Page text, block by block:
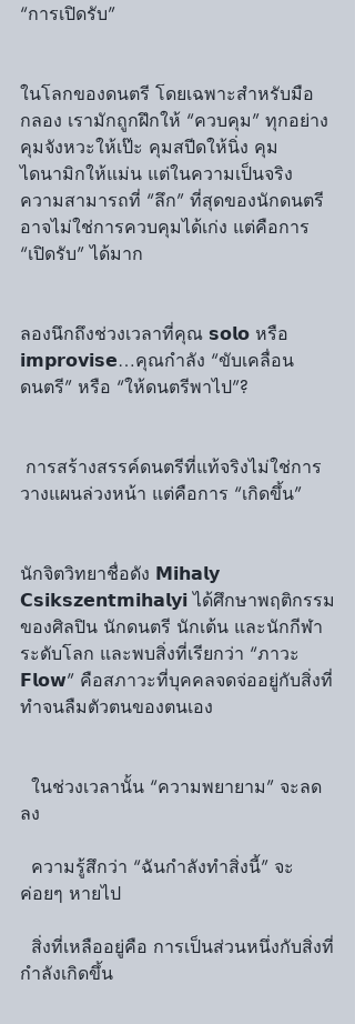
“การเปิดรับ”
ในโลกของดนตรี โดยเฉพาะสำหรับมือ
กลอง เรามักถูกฝึกให้ “ควบคุม” ทุกอย่าง
คุมจังหวะให้เป๊ะ คุมสปีดให้นิ่ง คุม
ไดนามิกให้แม่น แต่ในความเป็นจริง
ความสามารถที่ “ลึก” ที่สุดของนักดนตรี
อาจไม่ใช่การควบคุมได้เก่ง แต่คือการ
“เปิดรับ” ได้มาก
ลองนึกถึงช่วงเวลาที่คุณ 𝘀𝗼𝗹𝗼 หรือ
𝗶𝗺𝗽𝗿𝗼𝘃𝗶𝘀𝗲…คุณกำลัง “ขับเคลื่อน
ดนตรี” หรือ “ให้ดนตรีพาไป”?
การสร้างสรรค์ดนตรีที่แท้จริงไม่ใช่การ
วางแผนล่วงหน้า แต่คือการ “เกิดขึ้น”
นักจิตวิทยาชื่อดัง 𝗠𝗶𝗵𝗮𝗹𝘆
𝗖𝘀𝗶𝗸𝘀𝘇𝗲𝗻𝘁𝗺𝗶𝗵𝗮𝗹𝘆𝗶 ได้ศึกษาพฤติกรรม
ของศิลปิน นักดนตรี นักเต้น และนักกีฬา
ระดับโลก และพบสิ่งที่เรียกว่า “ภาวะ
𝗙𝗹𝗼𝘄” คือสภาวะที่บุคคลจดจ่ออยู่กับสิ่งที่
ทำจนลืมตัวตนของตนเอง
ในช่วงเวลานั้น “ความพยายาม” จะลด
ลง
ความรู้สึกว่า “ฉันกำลังทำสิ่งนี้” จะ
ค่อยๆ หายไป
สิ่งที่เหลืออยู่คือ การเป็นส่วนหนึ่งกับสิ่งที่
กำลังเกิดขึ้น